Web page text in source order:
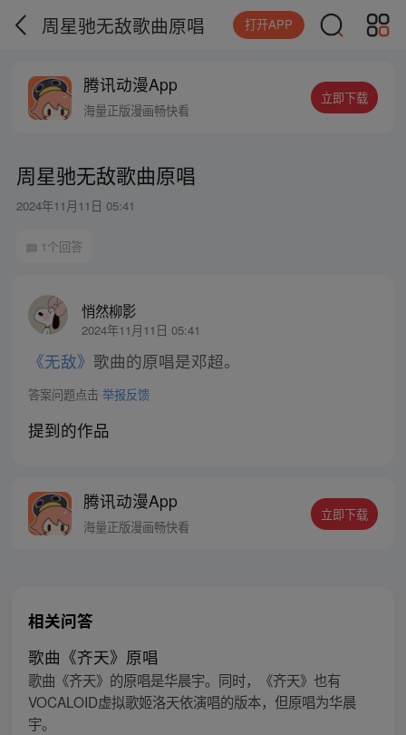
周星驰无敌歌曲原唱 打开APP
腾讯动漫App
海量正版漫画畅快看
立即下载
周星驰无敌歌曲原唱
2024年11月11日 05:41
1个回答
悄然柳影
2024年11月11日 05:41
《无敌》 歌曲的原唱是邓超。
答案问题点击 举报反馈
提到的作品
腾讯动漫App
海量正版漫画畅快看
立即下载
相关问答
歌曲《齐天》原唱
歌曲《齐天》的原唱是华晨宇。同时，《齐天》也有
VOCALOID虚拟歌姬洛天依演唱的版本，但原唱为华晨
宇。